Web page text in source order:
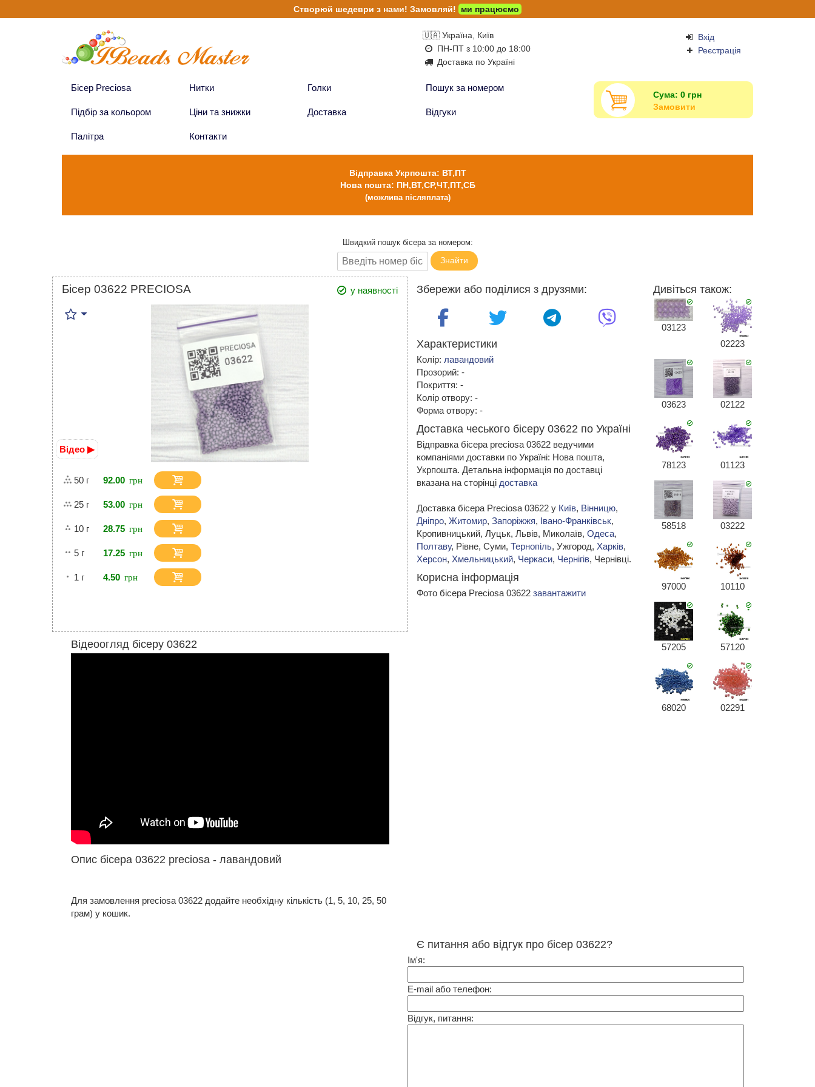
🇺🇦 Україна, Київ
ПН-ПТ з 10:00 до 18:00
Доставка по Україні
Вхід
Реєстрація
Бісер Preciosa Нитки Голки Пошук за номером
Підбір за кольором Ціни та знижки Доставка Відгуки
Палітра Контакти
Сума: 0 грн
Замовити
Відправка Укрпошта: ВТ,ПТ
Нова пошта: ПН,ВТ,СР,ЧТ,ПТ,СБ
(можлива післяплата)
Швидкий пошук бісера за номером:
Знайти
Бісер 03622 PRECIOSA у наявності
Відео ▶
50 г 92.00
25 г 53.00
10 г 28.75
5 г 17.25
1 г 4.50
Відеоогляд бісеру 03622
Опис бісера 03622 preciosa - лавандовий
Для замовлення preciosa 03622 додайте необхідну кількість (1, 5, 10, 25, 50
грам) у кошик.
Збережи або поділися з друзями:
Характеристики
Колір: лавандовий
Прозорий: -
Покриття: -
Колір отвору: -
Форма отвору: -
Доставка чеського бісеру 03622 по Україні
Відправка бісера preciosa 03622 ведучими
компаніями доставки по Україні: Нова пошта,
Укрпошта. Детальна інформація по доставці
вказана на сторінці доставка
Доставка бісера Preciosa 03622 у Київ, Вінницю,
Дніпро, Житомир, Запоріжжя, Івано-Франківськ,
Кропивницький, Луцьк, Львів, Миколаїв, Одеса,
Полтаву, Рівне, Суми, Тернопіль, Ужгород, Харків,
Херсон, Хмельницький, Черкаси, Чернігів, Чернівці.
Корисна інформація
Фото бісера Preciosa 03622 завантажити
Дивіться також:
03123
02223
03623 02122
78123 01123
58518 03222
97000 10110
57205 57120
68020 02291
Є питання або відгук про бісер 03622?
Ім'я:
E-mail або телефон:
Відгук, питання:
Створюй шедеври з нами! Замовляй! ми працюємо